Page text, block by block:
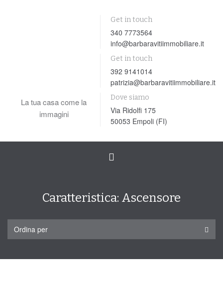
La tua casa come la
immagini
Get in touch
340 7773564
info@barbaravitiimmobiliare.it
Get in touch
392 9141014
patrizia@barbaravitiimmobiliare.it
Dove siamo
Via Ridolfi 175
50053 Empoli (FI)
Toggle
Caratteristica: Ascensore
Ordina per